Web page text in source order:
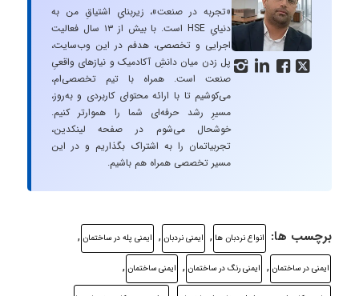
   
«تجربه در صنعت»، زیربنایِ اشتیاقِ من به
دنیایِ HSE است. با بیش از ۱۳ سال فعالیت
اجرایی و تخصصی، هدفم در این وب‌سایت،
پل زدن میان دانشِ آکادمیک و نیازهای واقعیِ
صنعت است. همراه با تیم تخصصی‌ام،
می‌کوشیم تا با ارائه محتوای کاربردی و به‌روز،
مسیرِ رشد حرفه‌ای شما را هموارتر کنیم.
خوشحال می‌شوم در صفحه لینکدین،
تجربیاتمان را به اشتراک بگذاریم و در این
مسیر تخصصی همراه هم باشیم.
برچسب ها: انواع نردبان ها , ايمنی نردبان , ایمنی پله در ساختمان ,
ایمنی در ساختمان , ایمنی رنگ در ساختمان , ایمنی ساختمان ,